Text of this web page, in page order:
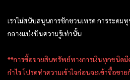
เราไม่สนับสนุนการชักชวนเทรด การระดม
กลางแบ่งปันความรู้เท่านั้น
**การซื้อขายสินทรัพย์ทางการเงินทุกชนิดมี
กำไร โปรดทำความเข้าใจก่อนจะเข้าซื้อข